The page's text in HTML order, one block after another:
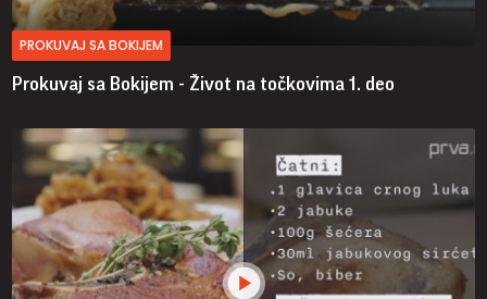
PROKUVAJ SA BOKIJEM
Prokuvaj sa Bokijem - Život na točkovima 1. deo